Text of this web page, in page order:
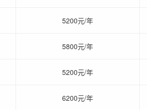
5200元/年
5800元/年
5200元/年
6200元/年